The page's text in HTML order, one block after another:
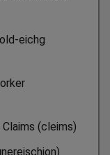
eichg
Claims (cleims)